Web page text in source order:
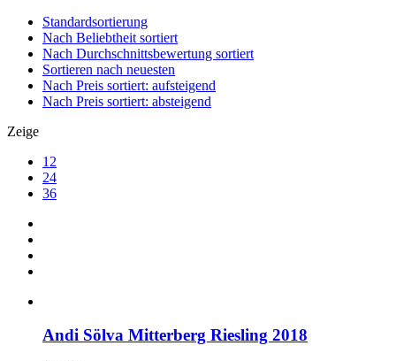
Standardsortierung
Nach Beliebtheit sortiert
Nach Durchschnittsbewertung sortiert
Sortieren nach neuesten
Nach Preis sortiert: aufsteigend
Nach Preis sortiert: absteigend
Zeige
12
24
36
Andi Sölva Mitterberg Riesling 2018